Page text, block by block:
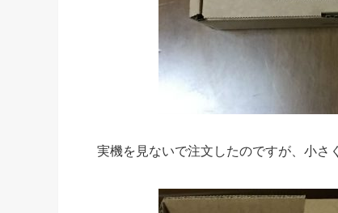
実機を見ないで注文したのですが、小さ